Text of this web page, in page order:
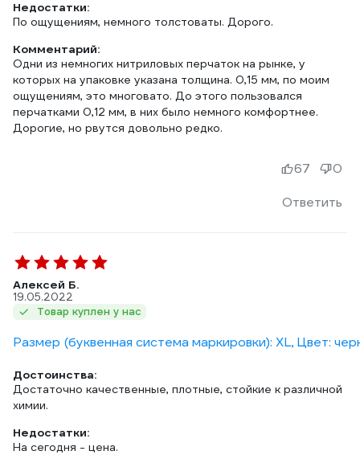
Недостатки:
По ощущениям, немного толстоваты. Дорого.
Комментарий:
Одни из немногих нитриловых перчаток на рынке, у
которых на упаковке указана толщина. 0,15 мм, по моим
ощущениям, это многовато. До этого пользовался
перчатками 0,12 мм, в них было немного комфортнее.
Дорогие, но рвутся довольно редко.
Ответить
67 0
Алексей Б.
19.05.2022
Товар куплен у нас
Размер (буквенная система маркировки): XL, Цвет:
Достоинства:
Достаточно качественные, плотные, стойкие к различной
химии.
Недостатки:
На сегодня - цена.